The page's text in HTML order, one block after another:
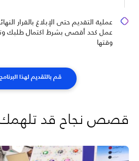
عمل كحد أقصى بشرط اكتمال طلبك
وقتها
قم بالتقديم لهذا البرنامج
قصص نجاح قد